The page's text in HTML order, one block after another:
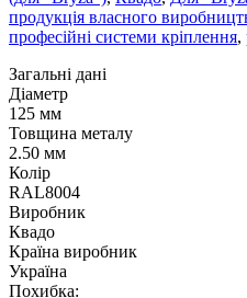
продукція власного
професійні системи кріплення,
Загальні дані
Діаметр
125 мм
Товщина металу
2.50 мм
Колір
RAL8004
Виробник
Квадо
Країна виробник
Україна
Похибка: